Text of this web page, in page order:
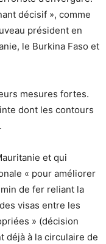
décisif », comme
président en
le Burkina Faso et
mesures fortes.
dont les contours
et qui
« pour améliorer
de fer reliant la
visas entre les
» (décision
déjà à la circulaire de